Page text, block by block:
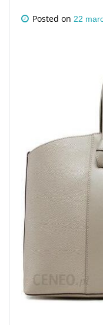
Posted on 22